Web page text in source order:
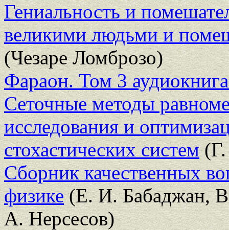
Гениальность и
великими людьми и
(Чезаре Ломброзо)
Фараон. Том 3
Сеточные методы
исследования и
стохастических систем(Г.
Сборник качественных
физике(Е. И. Бабаджан,
А. Нерсесов)